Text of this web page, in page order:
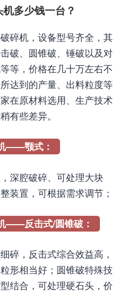
多少钱一台？
碎机，设备型号齐全，其
破、圆锥破、锤破以及对
等，价格在几十万左右不
达到的产量、出料粒度等
在原材料选用、生产技术
有些差异。
——颚式：
深腔破碎、可处理大块
装置，可根据需求调节；
——反击式/圆锥破：
碎，反击式综合效益高，
形相当好；圆锥破特殊技
结合，可处理硬石头，价